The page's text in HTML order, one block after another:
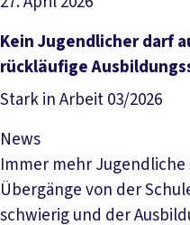
Artikel lesen
Kein Jugendlicher darf
rückläufige
Stark in Arbeit 03/2026
News
Immer mehr
Übergänge von der
schwierig und der